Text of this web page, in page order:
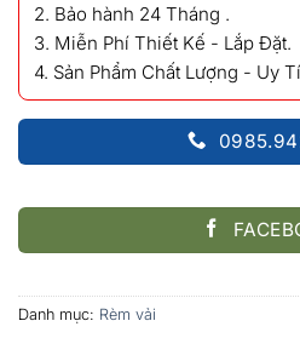
2. Bảo hành 24 Tháng .
3. Miễn Phí Thiết Kế - Lắp Đặt.
4. Sản Phẩm Chất Lượng - Uy
Danh mục: Rèm vải